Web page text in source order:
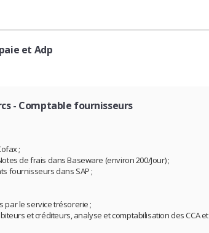
et Adp
- Comptable fournisseurs
;
de frais dans Baseware (environ 200/Jour) ;
fournisseurs dans SAP ;
par le service trésorerie ;
et créditeurs, analyse et comptabilisation des CCA et